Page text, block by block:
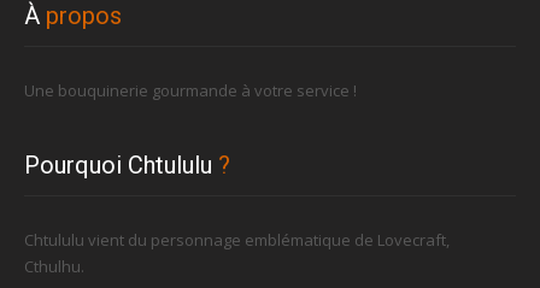
À propos
Une bouquinerie gourmande à votre service !
Pourquoi Chtululu ?
Chtululu vient du personnage emblématique de Lovecraft,
Cthulhu.